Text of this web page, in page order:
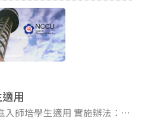
附件)《實地學習機構單位有
附件) 認證時數：實
教學、課業輔導或服務學習，
務學習課程不再列為實地學習
參實地學習實施辦法 。 認
10小時均完成後，繳交至本
用
生適用 實施辦法：實
修訂 相關表單：申